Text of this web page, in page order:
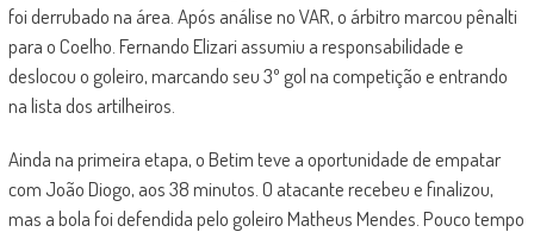
foi derrubado na área. Após análise no VAR, o árbitro marcou pênalti
para o Coelho. Fernando Elizari assumiu a responsabilidade e
deslocou o goleiro, marcando seu 3º gol na competição e entrando
na lista dos artilheiros.
Ainda na primeira etapa, o Betim teve a oportunidade de empatar
com João Diogo, aos 38 minutos. O atacante recebeu e finalizou,
mas a bola foi defendida pelo goleiro Matheus Mendes. Pouco tempo